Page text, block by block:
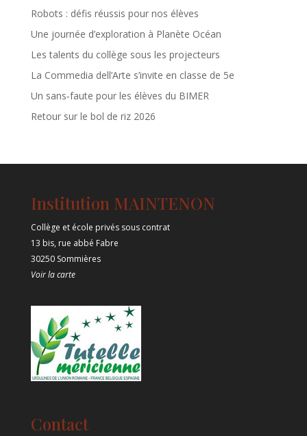
Robots : défis réussis pour nos élèves
Une journée d’exploration à Planète Océan
Les talents du collège sous les projecteurs
La Commedia dell’Arte s’invite en classe de 5e
Un sans‑faute pour les élèves du BIMER
Retour sur le bol de riz 2026
Institution MAINTENON
Collège et école privés sous contrat
13 bis, rue abbé Fabre
30250 Sommières
Voir la carte
Contact